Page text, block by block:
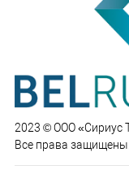
2023 © ООО «Сириус
Все права защищены.